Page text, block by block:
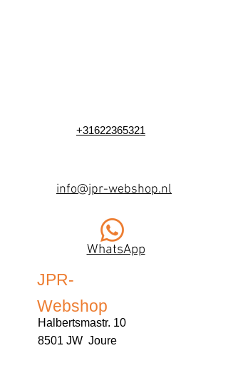
+31622365321
info@jpr-webshop.nl
WhatsApp
JPR-
Webshop
Halbertsmastr. 10
8501 JW Joure